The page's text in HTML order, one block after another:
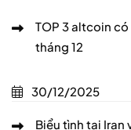
TOP 3 altcoin
tháng 12
30/12/2025
Biểu tình tại Iran